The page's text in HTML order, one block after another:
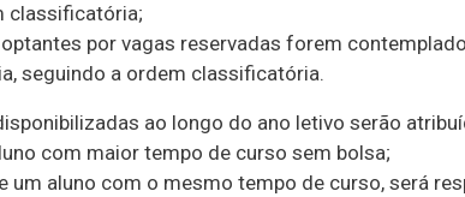
classificatória;
por vagas reservadas forem
seguindo a ordem classificatória.
ao longo do ano letivo serão
com maior tempo de curso sem bolsa;
um aluno com o mesmo tempo de curso, será